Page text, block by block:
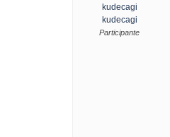
kudecagi
kudecagi
Participante